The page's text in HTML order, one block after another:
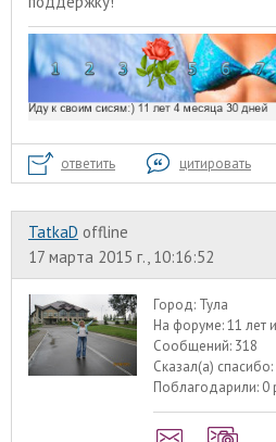
ответить цитировать
TatkaD offline
17 марта 2015 г., 10:16:52
Город: Тула
На форуме:11 лет
Сообщений: 318
Сказал(а) спасибо:
Поблагодарили: 0